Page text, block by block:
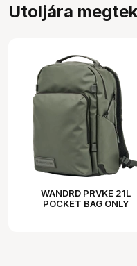
Utoljára
WANDRD PRVKE 21L
POCKET BAG ONLY